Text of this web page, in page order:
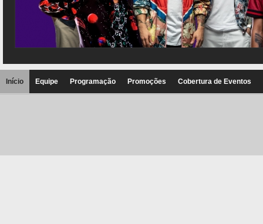
Início Equipe Programação Promoções Cobertura de Eventos